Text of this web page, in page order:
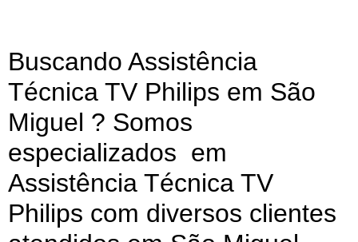
Buscando Assistência
Técnica TV Philips em São
Miguel ? Somos
especializados em
Assistência Técnica TV
Philips com diversos clientes